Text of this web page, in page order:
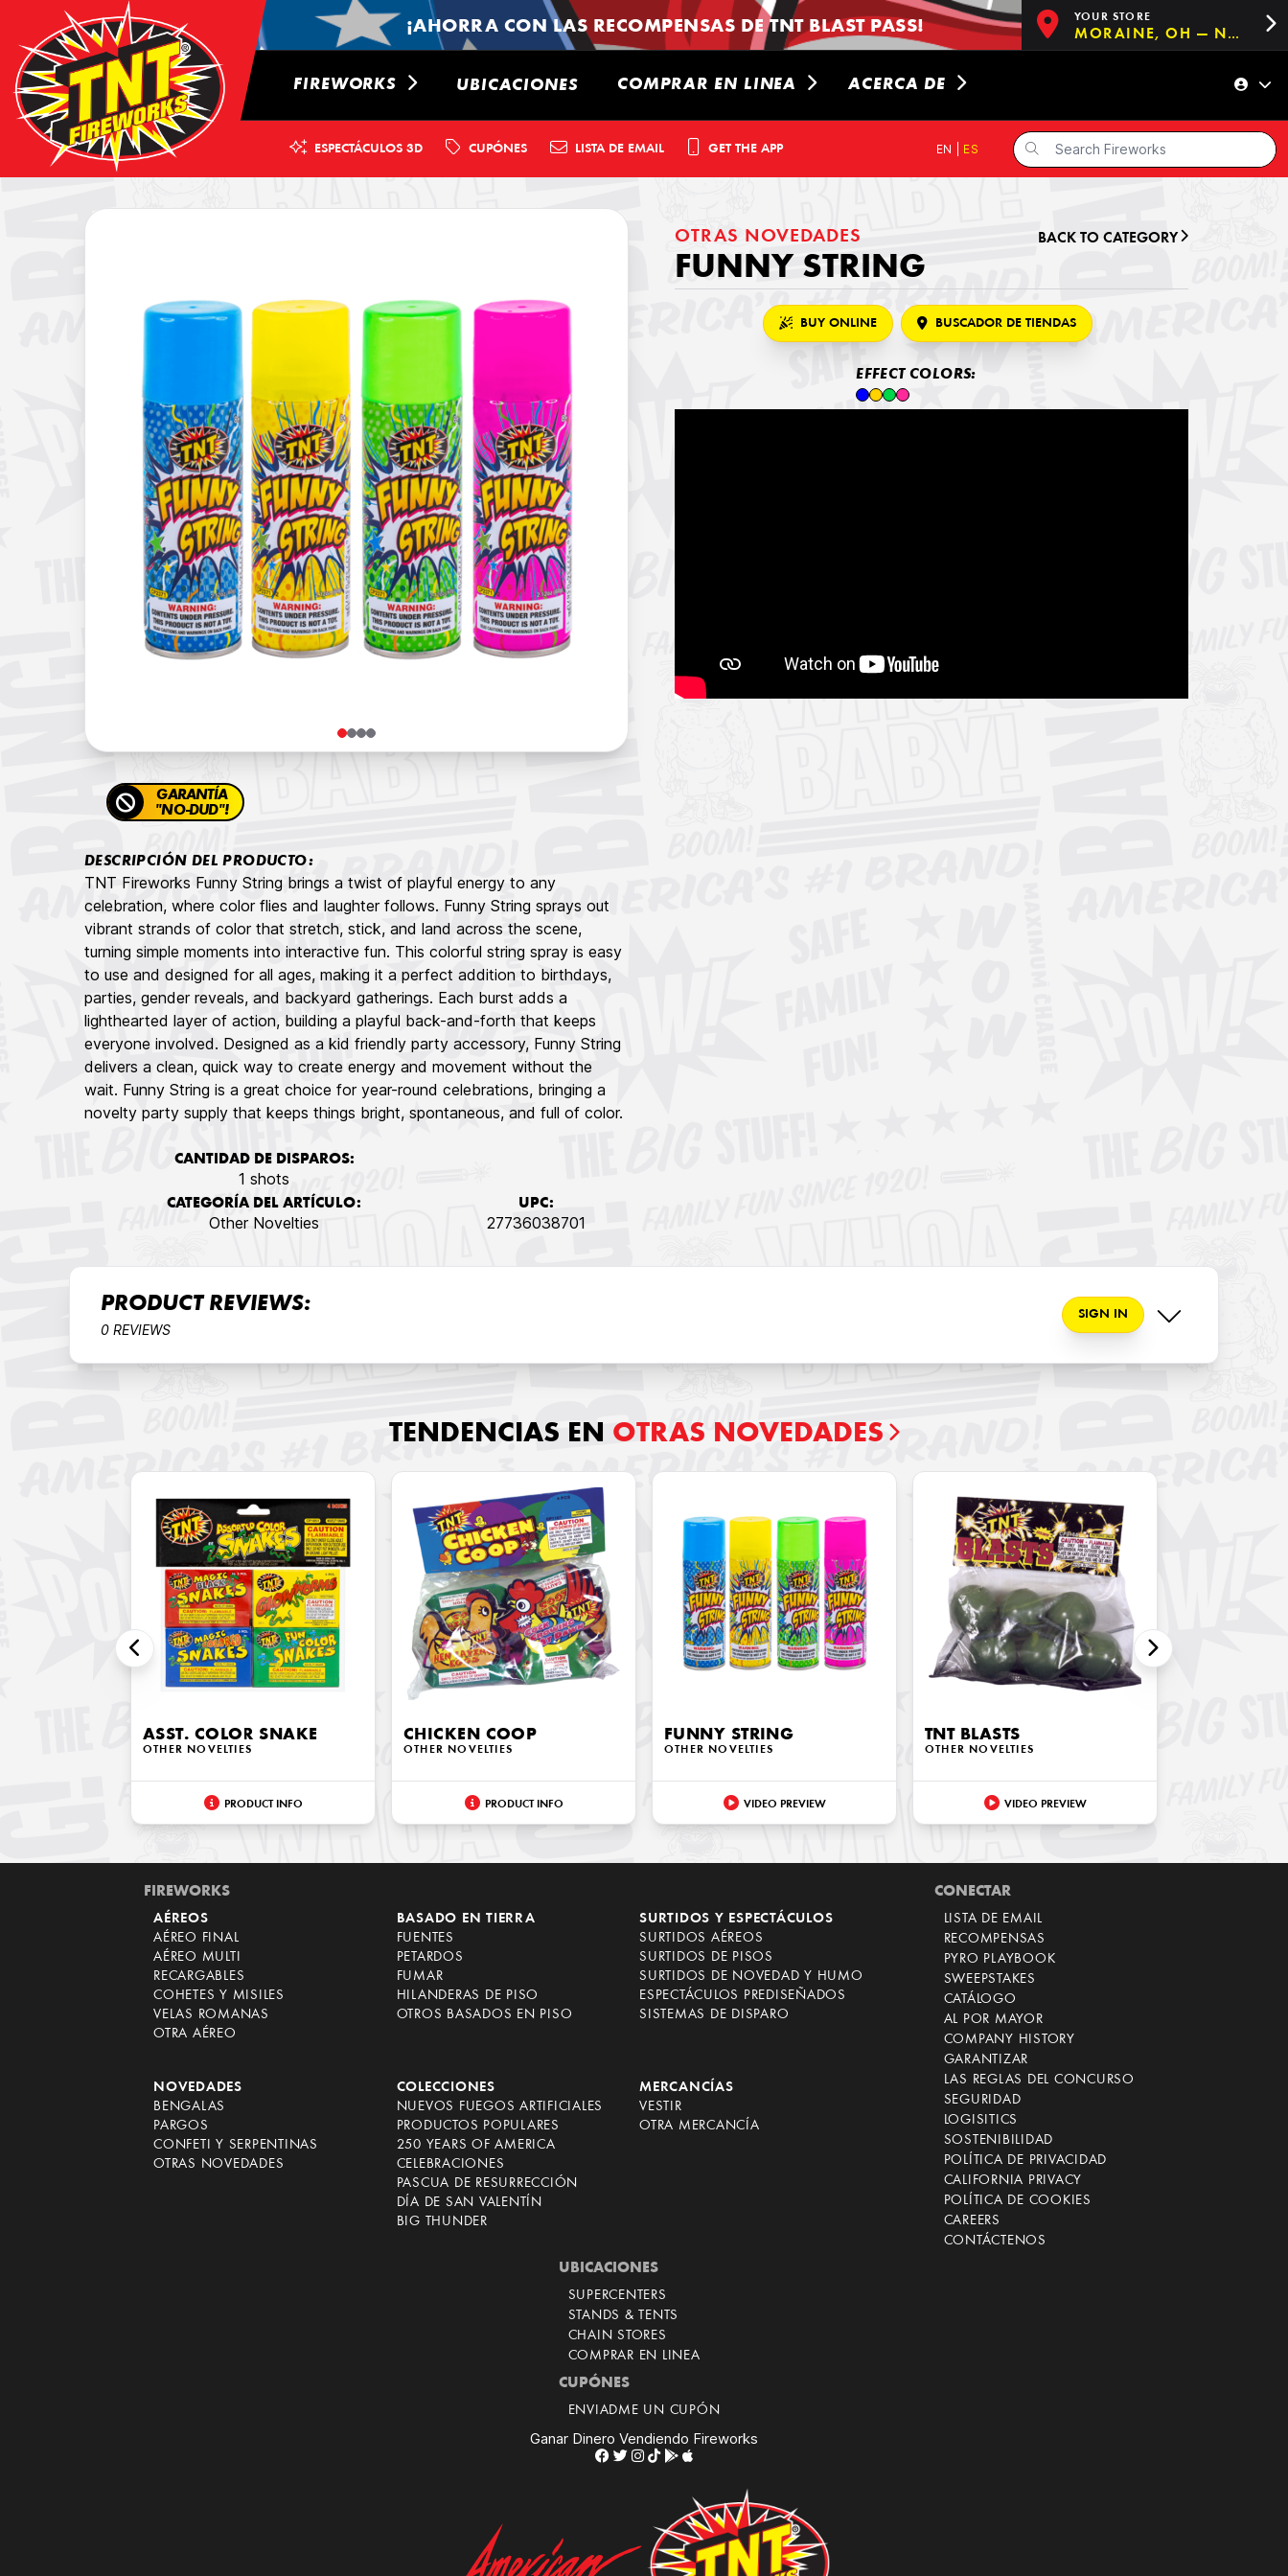
¡AHORRA CON LAS RECOMPENSAS DE TNT BLAST PASS! YOUR STORE
MORAINE, OH — NOW OPEN!
FIREWORKS UBICACIONES COMPRAR EN LINEA ACERCA DE
ESPECTÁCULOS 3D CUPÓNES LISTA DE EMAIL GET THE APP EN ES
GARANTÍA
"NO-DUD"!
DESCRIPCIÓN DEL PRODUCTO:
TNT Fireworks Funny String brings a twist of playful energy to any
celebration, where color flies and laughter follows. Funny String sprays out
vibrant strands of color that stretch, stick, and land across the scene,
turning simple moments into interactive fun. This colorful string spray is easy
to use and designed for all ages, making it a perfect addition to birthdays,
parties, gender reveals, and backyard gatherings. Each burst adds a
lighthearted layer of action, building a playful back-and-forth that keeps
everyone involved. Designed as a kid friendly party accessory, Funny String
delivers a clean, quick way to create energy and movement without the
wait. Funny String is a great choice for year-round celebrations, bringing a
novelty party supply that keeps things bright, spontaneous, and full of color.
CANTIDAD DE DISPAROS:
1 shots
CATEGORÍA DEL ARTÍCULO:
Other Novelties
UPC:
27736038701
OTRAS NOVEDADES BACK TO CATEGORY
FUNNY STRING
BUY ONLINE BUSCADOR DE TIENDAS
EFFECT COLORS:
PRODUCT REVIEWS:
0 REVIEWS
SIGN IN
TENDENCIAS EN OTRAS NOVEDADES
ASST. COLOR SNAKE
OTHER NOVELTIES
PRODUCT INFO
CHICKEN COOP
OTHER NOVELTIES
PRODUCT INFO
FUNNY STRING
OTHER NOVELTIES
VIDEO PREVIEW
TNT BLASTS
OTHER NOVELTIES
VIDEO PREVIEW
FIREWORKS
AÉREOS
AÉREO FINAL
AÉREO MULTI
RECARGABLES
COHETES Y MISILES
VELAS ROMANAS
OTRA AÉREO
BASADO EN TIERRA
FUENTES
PETARDOS
FUMAR
HILANDERAS DE PISO
OTROS BASADOS EN PISO
SURTIDOS Y ESPECTÁCULOS
SURTIDOS AÉREOS
SURTIDOS DE PISOS
SURTIDOS DE NOVEDAD Y HUMO
ESPECTÁCULOS PREDISEÑADOS
SISTEMAS DE DISPARO
NOVEDADES
BENGALAS
PARGOS
CONFETI Y SERPENTINAS
OTRAS NOVEDADES
COLECCIONES
NUEVOS FUEGOS ARTIFICIALES
PRODUCTOS POPULARES
250 YEARS OF AMERICA
CELEBRACIONES
PASCUA DE RESURRECCIÓN
DÍA DE SAN VALENTÍN
BIG THUNDER
MERCANCÍAS
VESTIR
OTRA MERCANCÍA
CONECTAR
LISTA DE EMAIL
RECOMPENSAS
PYRO PLAYBOOK
SWEEPSTAKES
CATÁLOGO
AL POR MAYOR
COMPANY HISTORY
GARANTIZAR
LAS REGLAS DEL CONCURSO
SEGURIDAD
LOGISITICS
SOSTENIBILIDAD
POLÍTICA DE PRIVACIDAD
CALIFORNIA PRIVACY
POLÍTICA DE COOKIES
CAREERS
CONTÁCTENOS
UBICACIONES
SUPERCENTERS
STANDS & TENTS
CHAIN STORES
COMPRAR EN LINEA
CUPÓNES
ENVIADME UN CUPÓN
Ganar Dinero Vendiendo Fireworks